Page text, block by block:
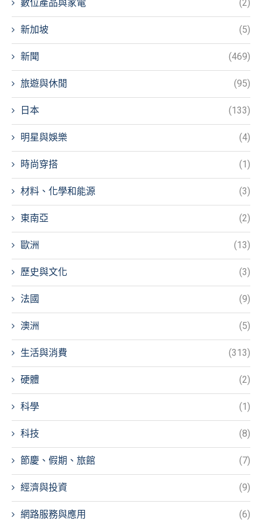
數位產品與家電 (2)
新加坡 (5)
新聞 (469)
旅遊與休閒 (95)
日本 (133)
明星與娛樂 (4)
時尚穿搭 (1)
材料、化學和能源 (3)
東南亞 (2)
歐洲 (13)
歷史與文化 (3)
法國 (9)
澳洲 (5)
生活與消費 (313)
硬體 (2)
科學 (1)
科技 (8)
節慶、假期、旅館 (7)
經濟與投資 (9)
網路服務與應用 (6)